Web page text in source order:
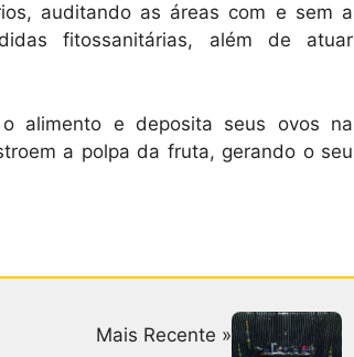
auditando as áreas com e sem a
fitossanitárias, além de atuar
alimento e deposita seus ovos na
a polpa da fruta, gerando o seu
Mais Recente »